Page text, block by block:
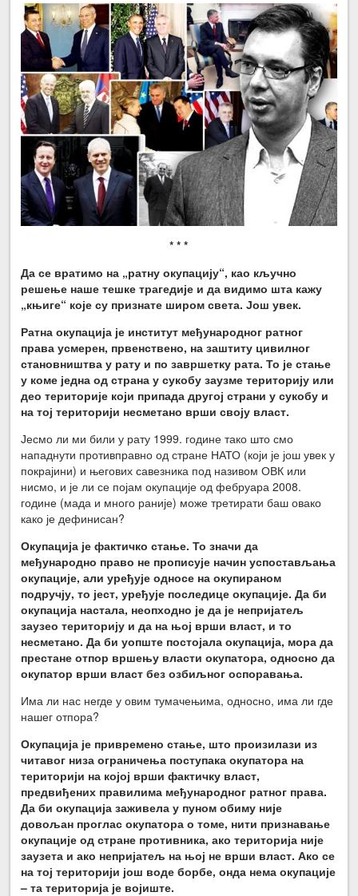
* * *
Да се вратимо на „ратну окупацију“, као кључно
решење наше тешке трагедије и да видимо шта кажу
„књиге“ које су признате широм света. Још увек.
Ратна окупација је институт међународног ратног
права усмерен, првенствено, на заштиту цивилног
становништва у рату и по завршетку рата. То је стање
у коме једна од страна у сукобу заузме територију или
део територије који припада другој страни у сукобу и
на тој територији несметано врши своју власт.
Јесмо ли ми били у рату 1999. године тако што смо
нападнути противправно од стране НАТО (који је још увек у
покрајини) и његових савезника под називом ОВК или
нисмо, и је ли се појам окупације од фебруара 2008.
године (мада и много раније) може третирати баш овако
како је дефинисан?
Окупација је фактичко стање. То значи да
међународно право не прописује начин успостављања
окупације, али уређује односе на окупираном
подручју, то јест, уређује последице окупације. Да би
окупација настала, неопходно је да је непријатељ
заузео територију и да на њој врши власт, и то
несметано. Да би уопште постојала окупација, мора да
престане отпор вршењу власти окупатора, односно да
окупатор врши власт без озбиљног оспоравања.
Има ли нас негде у овим тумачењима, односно, има ли где
нашег отпора?
Окупација је привремено стање, што произилази из
читавог низа ограничења поступака окупатора на
територији на којој врши фактичку власт,
предвиђених правилима међународног ратног права.
Да би окупација заживела у пуном обиму није
довољан проглас окупатора о томе, нити признавање
окупације од стране противника, ако територија није
заузета и ако непријатељ на њој не врши власт. Ако се
на тој територији још воде борбе, онда нема окупације
– та територија је војиште.